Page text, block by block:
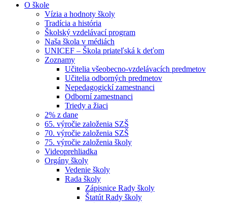
O škole
Vízia a hodnoty školy
Tradícia a história
Školský vzdelávací program
Naša škola v médiách
UNICEF – Škola priateľská k deťom
Zoznamy
Učitelia všeobecno-vzdelávacích predmetov
Učitelia odborných predmetov
Nepedagogickí zamestnanci
Odborní zamestnanci
Triedy a žiaci
2% z dane
65. výročie založenia SZŠ
70. výročie založenia SZŠ
75. výročie založenia školy
Videoprehliadka
Orgány školy
Vedenie školy
Rada školy
Zápisnice Rady školy
Štatút Rady školy